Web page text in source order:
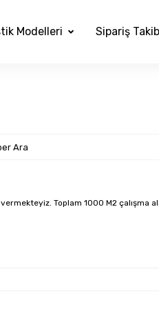
Modelleri Sipariş
Toplam 1000 M2 çalışma